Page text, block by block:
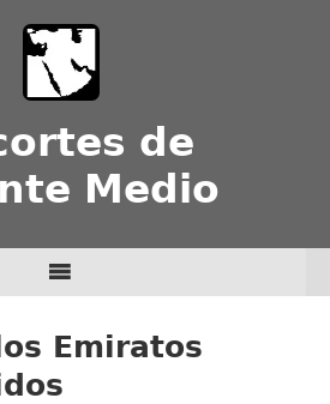
de
Medio
Emiratos